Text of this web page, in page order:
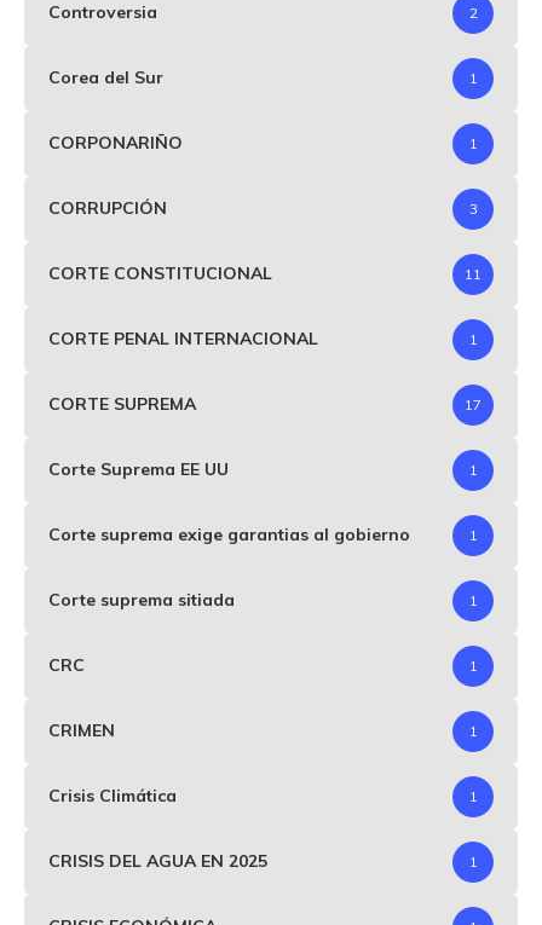
Controversia 2
Corea del Sur 1
CORPONARIÑO 1
CORRUPCIÓN 3
CORTE CONSTITUCIONAL 11
CORTE PENAL INTERNACIONAL 1
CORTE SUPREMA 17
Corte Suprema EE UU 1
Corte suprema exige garantias al gobierno 1
Corte suprema sitiada 1
CRC 1
CRIMEN 1
Crisis Climática 1
CRISIS DEL AGUA EN 2025 1